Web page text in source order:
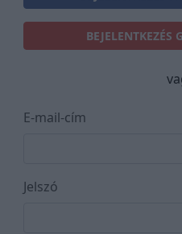
BEJELENTKEZÉS
E-mail-cím
Jelszó